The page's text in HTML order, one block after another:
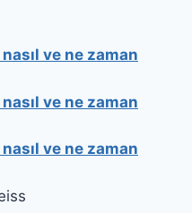
ve ne zaman
ve ne zaman
ve ne zaman